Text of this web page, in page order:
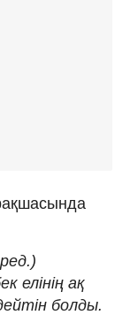
елінің ақ
болды.